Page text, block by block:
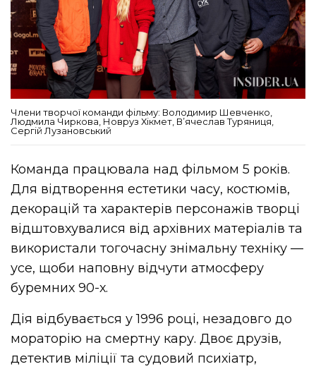
Члени творчої команди фільму: Володимир Шевченко,
Людмила Чиркова, Новруз Хікмет, В’ячеслав Туряниця,
Сергій Лузановський
Команда працювала над фільмом 5 років.
Для відтворення естетики часу, костюмів,
декорацій та характерів персонажів творці
відштовхувалися від архівних матеріалів та
використали тогочасну знімальну техніку —
усе, щоби наповну відчути атмосферу
буремних 90-х.
Дія відбувається у 1996 році, незадовго до
мораторію на смертну кару. Двоє друзів,
детектив міліції та судовий психіатр,